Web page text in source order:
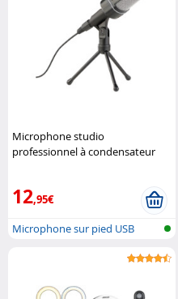
Microphone studio
professionnel à condensateur
12,95€
Microphone sur pied USB